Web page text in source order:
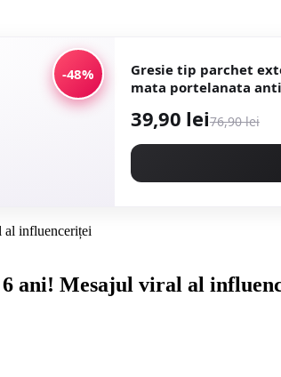
-48%
Gresie tip parchet
mata
39,90 lei76,90 lei
al influenceriței
ani! Mesajul viral al